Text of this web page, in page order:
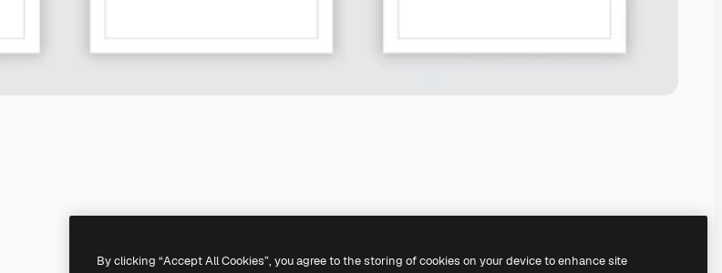
By clicking “Accept All Cookies”, you agree to the storing of cookies on your device to enhance site